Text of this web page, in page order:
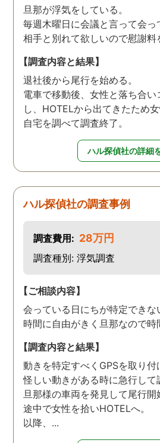
旦那が浮気をしている。
毎週木曜日に会議と言って会っ
相手と別れて欲しいので慰謝料
【調査内容と結果】
退社後から尾行を始める。
電車で移動後、女性と落ち合
し、HOTELから出てきたため女
自宅を調べて調査終了。
ハル探偵社の詳細
ハル探偵社の調査事例
調査費用: 28万円
調査種別: 浮気調査
【ご相談内容】
会っている日にちが特定できな
時間に自由がきく旦那なので時
【調査内容と結果】
動きを特定すべくGPSを取り付
怪しい動きがある時に急行して
旦那様の車両を発見して尾行開
途中で女性を拾いHOTELへ。
以降、...